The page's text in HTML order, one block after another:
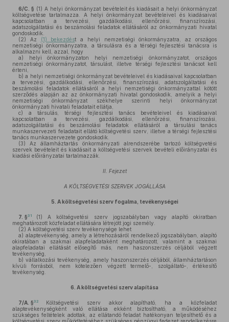
6/C. § (1) A helyi önkormányzat bevételeit és kiadásait a helyi önkormányzat
költségvetése tartalmazza. A helyi önkormányzat bevételeivel és kiadásaival
kapcsolatban a tervezési, gazdálkodási, ellenőrzési, finanszírozási,
adatszolgáltatási és beszámolási feladatok ellátásáról az önkormányzati hivatal
gondoskodik.
(2) Az (1) bekezdést a helyi nemzetiségi önkormányzatra, az országos
nemzetiségi önkormányzatra, a társulásra és a térségi fejlesztési tanácsra is
alkalmazni kell, azzal, hogy
a) helyi önkormányzaton helyi nemzetiségi önkormányzatot, országos
nemzetiségi önkormányzatot, társulást, illetve térségi fejlesztési tanácsot kell
érteni,
b) a helyi nemzetiségi önkormányzat bevételeivel és kiadásaival kapcsolatban
a tervezési, gazdálkodási, ellenőrzési, finanszírozási, adatszolgáltatási és
beszámolási feladatok ellátásáról a helyi nemzetiségi önkormányzattal kötött
szerződés alapján az az önkormányzati hivatal gondoskodik, amelyik a helyi
nemzetiségi önkormányzat székhelye szerinti helyi önkormányzat
önkormányzati hivatali feladatait ellátja,
c) a társulás, térségi fejlesztési tanács bevételeivel és kiadásaival
kapcsolatban a tervezési, gazdálkodási, ellenőrzési, finanszírozási,
adatszolgáltatási és beszámolási feladatok ellátásáról a társulási tanács
munkaszervezeti feladatait ellátó költségvetési szerv, illetve a térségi fejlesztési
tanács munkaszervezete gondoskodik.
(3) Az államháztartás önkormányzati alrendszerébe tartozó költségvetési
szervek bevételeit és kiadásait a költségvetési szervek bevételi előirányzatai és
kiadási előirányzatai tartalmazzák.
II. Fejezet
A KÖLTSÉGVETÉSI SZERVEK JOGÁLLÁSA
5. A költségvetési szerv fogalma, tevékenységei
7. §31 (1) A költségvetési szerv jogszabályban vagy alapító okiratban
meghatározott közfeladat ellátására létrejött jogi személy.
(2) A költségvetési szerv tevékenysége lehet
a) alaptevékenység, amely a létrehozásáról rendelkező jogszabályban, alapító
okiratában a szakmai alapfeladataként meghatározott, valamint a szakmai
alapfeladatai ellátását elősegítő más, nem haszonszerzés céljából végzett
tevékenység,
b) vállalkozási tevékenység, amely haszonszerzés céljából, államháztartáson
kívüli forrásból, nem kötelezően végzett termelő-, szolgáltató-, értékesítő
tevékenység.
6. A költségvetési szerv alapítása
7/A. §32
Költségvetési szerv akkor alapítható, ha a közfeladat
alaptevékenységként való ellátása ekként biztosítható, a működéséhez
szükséges feltételek adottak, az ellátandó feladat hatékonyan teljesíthető és a